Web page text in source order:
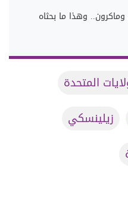
وهذا ما بحثاه
المتحدة
زيلينسكي